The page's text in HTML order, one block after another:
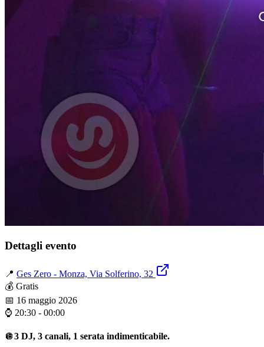
Dettagli evento
📍 Ges Zero - Monza, Via Solferino, 32
💰 Gratis
📅 16 maggio 2026
⌚ 20:30 - 00:00
🪩3 DJ, 3 canali, 1 serata indimenticabile.